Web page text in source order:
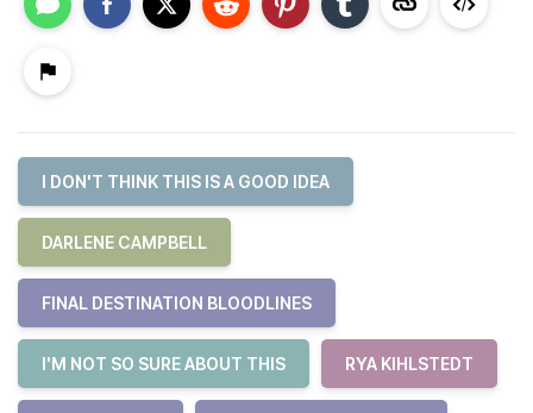
I DON'T THINK THIS IS A GOOD IDEA
DARLENE CAMPBELL
FINAL DESTINATION BLOODLINES
I'M NOT SO SURE ABOUT THIS RYA KIHLSTEDT